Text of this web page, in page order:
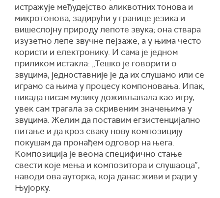
истражује међудејство аликвотних тонова и
микротонова, задирући у границе језика и
вишеслојну природу лепоте звука; она ствара
изузетно лепе звучне пејзаже, а у њима често
користи и електронику. И сама је једном
приликом истакла: „Тешко је говорити о
звуцима, једноставније је да их слушамо или се
играмо са њима у процесу компоновања. Ипак,
никада нисам музику доживљавала као игру,
увек сам трагала за скривеним значењима у
звуцима. Желим да поставим егзистенцијално
питање и да кроз сваку нову композицију
покушам да пронађем одговор на њега.
Композиција је веома специфично стање
свести које мења и композитора и слушаоца”,
наводи ова ауторка, која данас живи и ради у
Њујорку.